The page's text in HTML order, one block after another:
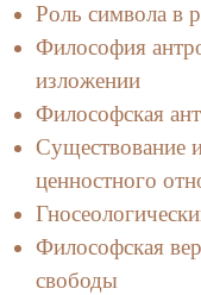
Роль символа в
Философия
изложении
Философская
Существование
ценностного
Философская
свободы